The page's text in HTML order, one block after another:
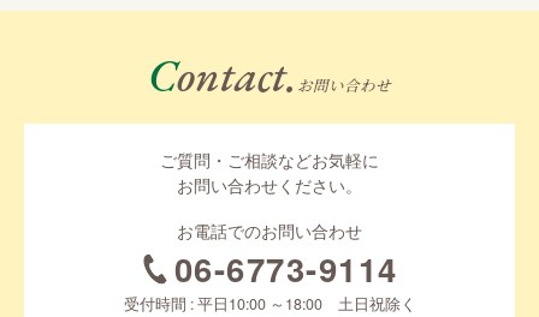
Contact. お問い合わせ
ご質問・ご相談などお気軽に
お問い合わせください。
お電話でのお問い合わせ
06-6773-9114
受付時間 : 平日10:00 ～18:00 土日祝除く